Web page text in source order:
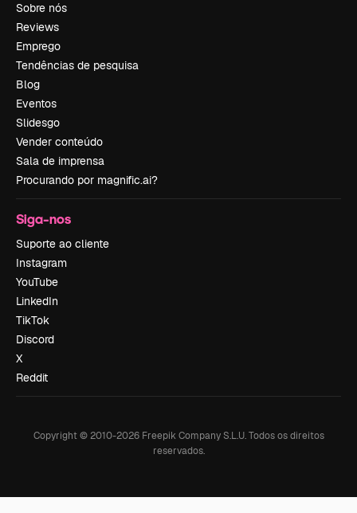
Sobre nós
Reviews
Emprego
Tendências de pesquisa
Blog
Eventos
Slidesgo
Vender conteúdo
Sala de imprensa
Procurando por magnific.ai?
Siga-nos
Suporte ao cliente
Instagram
YouTube
LinkedIn
TikTok
Discord
X
Reddit
Copyright © 2010-2026Freepik Company S.L.U. Todos os direitos
reservados.